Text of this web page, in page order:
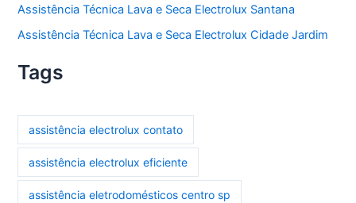
Assistência Técnica Lava e Seca Electrolux Santana
Assistência Técnica Lava e Seca Electrolux Cidade Jardim
Tags
assistência electrolux contato
assistência electrolux eficiente
assistência eletrodomésticos centro sp